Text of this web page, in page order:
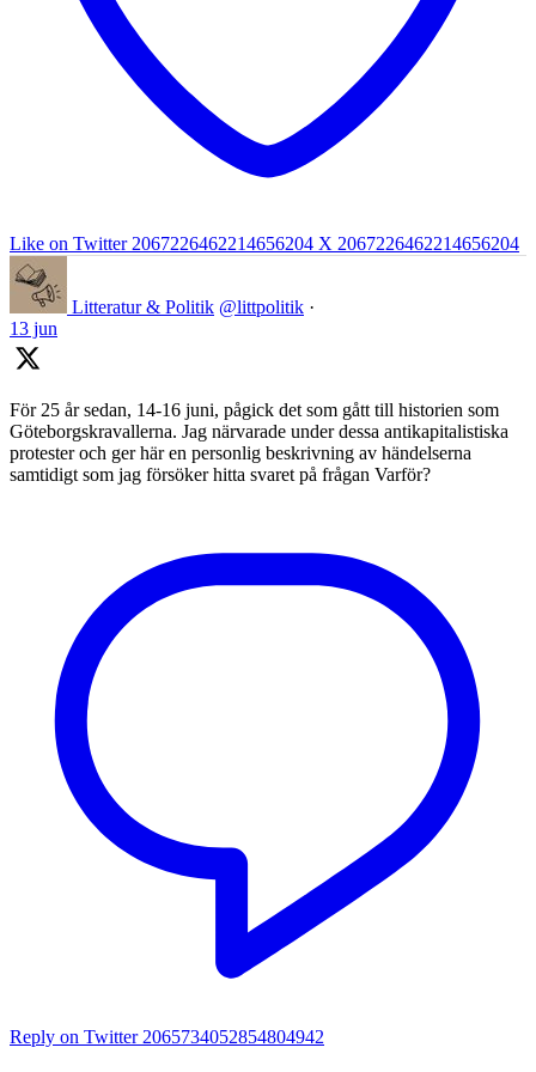
Like on Twitter 2067226462214656204 X 2067226462214656204
Litteratur & Politik @littpolitik ·
13 jun
För 25 år sedan, 14-16 juni, pågick det som gått till historien som
Göteborgskravallerna. Jag närvarade under dessa antikapitalistiska
protester och ger här en personlig beskrivning av händelserna
samtidigt som jag försöker hitta svaret på frågan Varför?
Reply on Twitter 2065734052854804942